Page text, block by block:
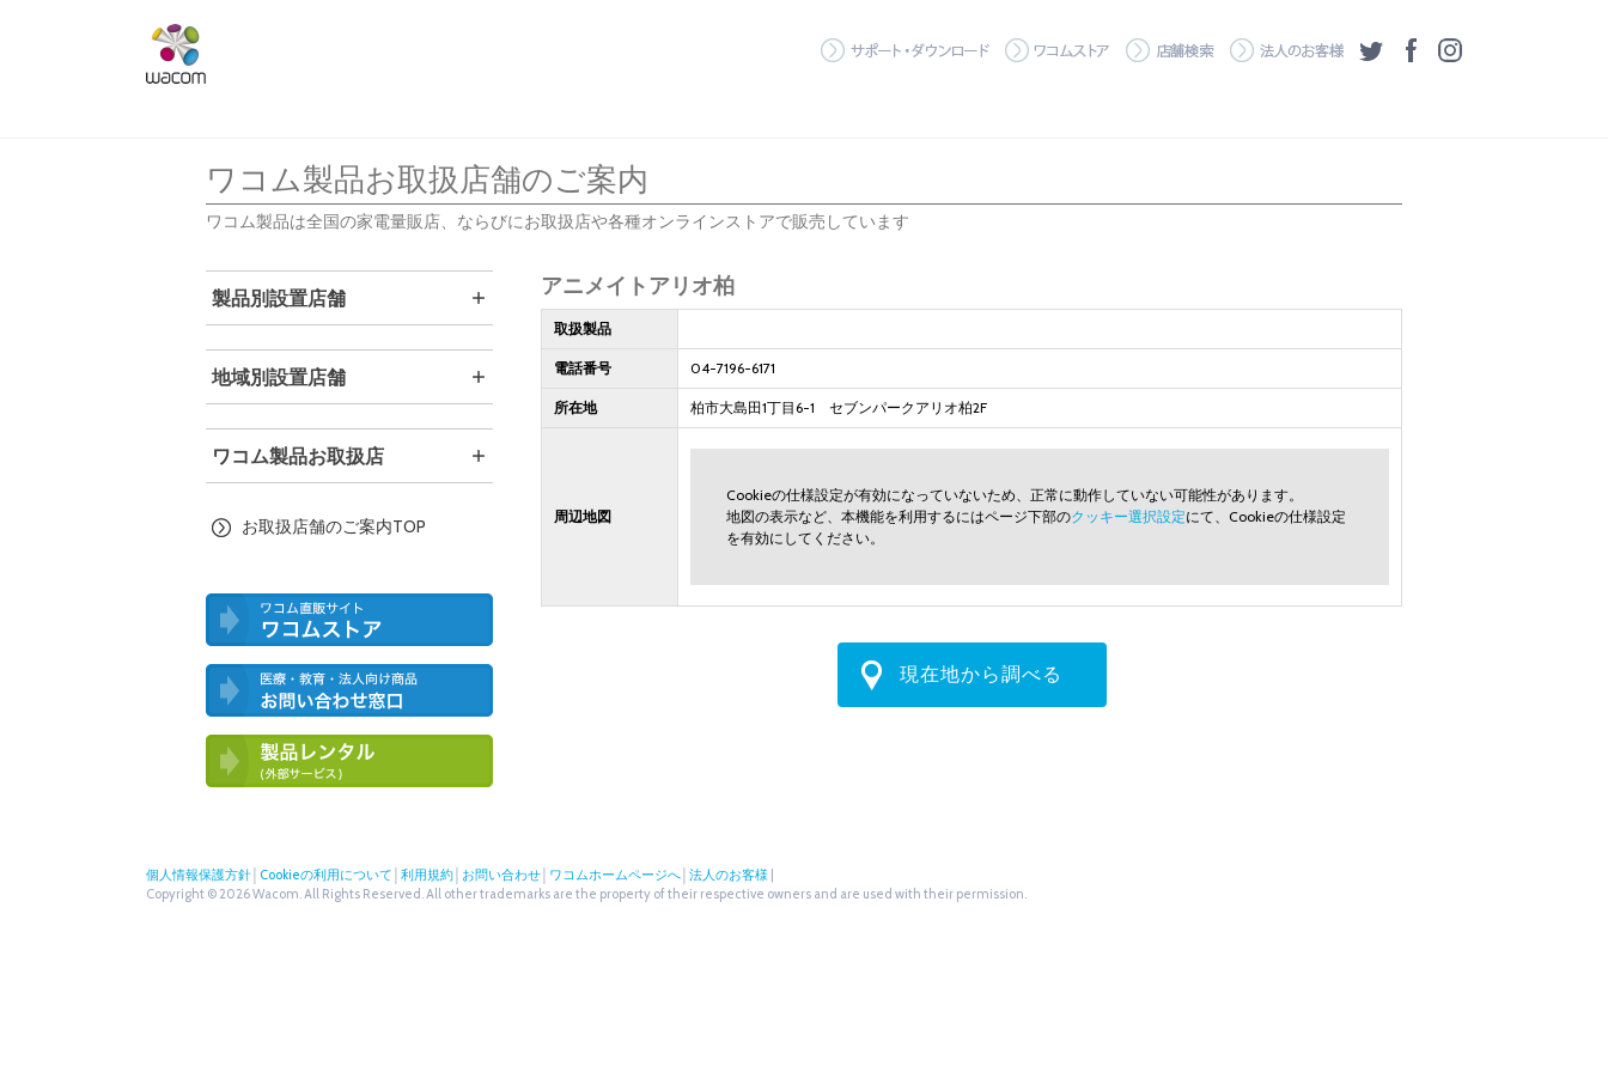
サポート・ダウンロード
ワコムストア 店舗検索 法人のお客様
ツイッターフェイスブック
ワコム製品お取扱店舗のご案内
ワコム製品は全国の家電量販店、ならびにお取扱店や各種オンラインストアで販売しています
アニメイトアリオ柏
取扱製品
電話番号 04-7196-6171
所在地 柏市大島田1丁目6-1 セブンパークアリオ柏2F
周辺地図
Cookieの仕様設定が有効になっていないため、正常に動作していない可能性があります。
地図の表示など、本機能を利用するにはページ下部のクッキー選択設定にて、Cookieの仕様設定
を有効にしてください。
現在地から調べる
製品別設置店舗
地域別設置店舗
ワコム製品お取扱店
お取扱店舗のご案内TOP
わせ窓口
個人情報保護方針 Cookieの利用について 利用規約 お問い合わせ ワコムホームページへ 法人のお客様
Copyright © 2026 Wacom. All Rights Reserved. All other trademarks are the property of their respective owners and are used with their permission.